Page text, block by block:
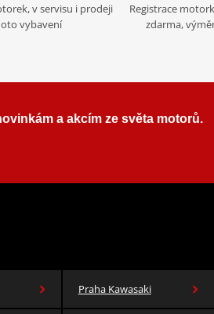
v servisu i prodeji
vybavení
Registrace
zdarma,
a akcím ze světa motorů.
Praha Kawasaki